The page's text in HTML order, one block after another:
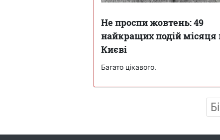
Не проспи жовтень: 49
найкращих подій місяця
Києві
Багато цікавого.